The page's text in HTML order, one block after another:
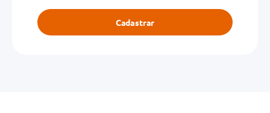
Cadastrar